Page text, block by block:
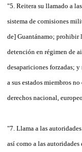
"5. Reitera su llamado a
sistema de comisiones
de] Guantánamo; prohibir
detención en régimen de
desapariciones forzadas;
a sus estados miembros
derechos nacional,
"7. Llama a las
así como a las autoridades